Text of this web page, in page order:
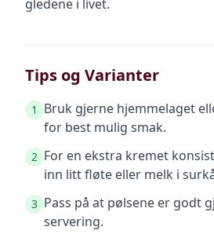
gledene i livet.
Tips og Varianter
1
Bruk gjerne hjemmelaget
for best mulig smak.
2 For en ekstra kremet
inn litt fløte eller melk i
3 Pass på at pølsene er godt
servering.